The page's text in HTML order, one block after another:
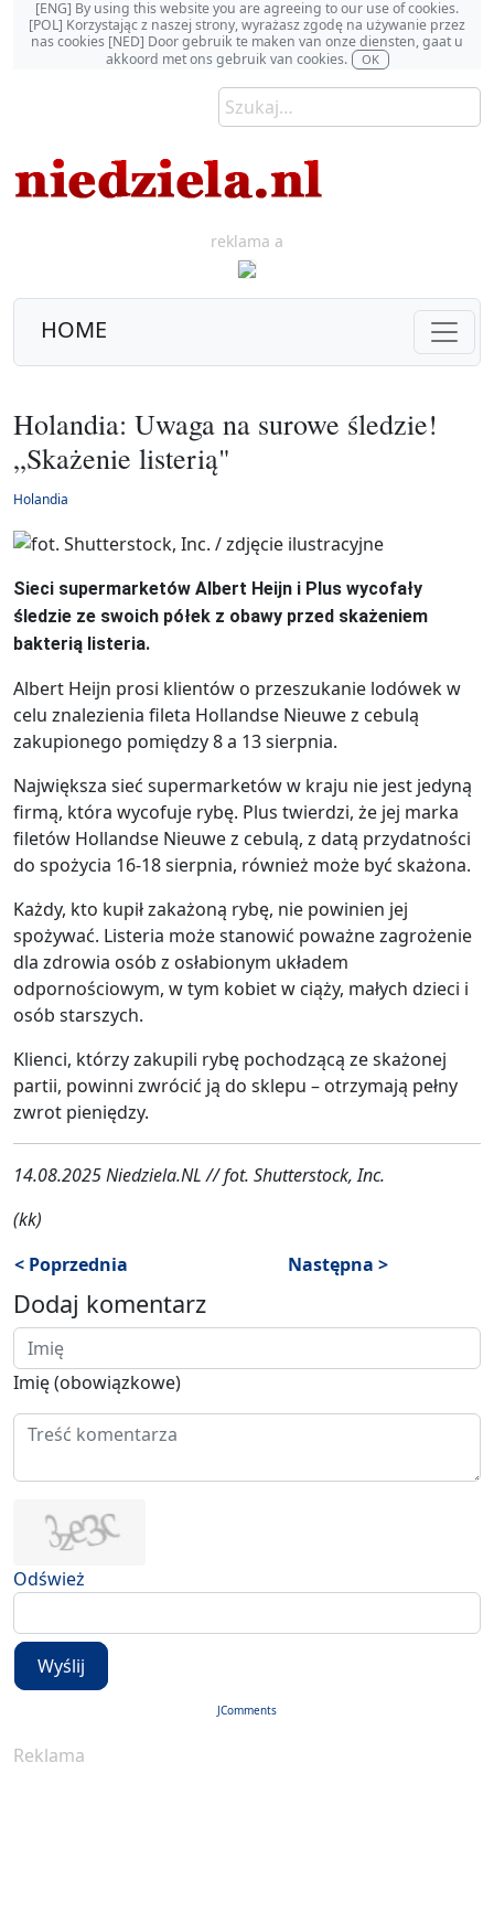
[ENG] By using this website you are agreeing to our use of cookies.
[POL] Korzystając z naszej strony, wyrażasz zgodę na używanie przez
nas cookies [NED] Door gebruik te maken van onze diensten, gaat u
akkoord met ons gebruik van cookies.
OK
reklama a
HOME
Holandia: Uwaga na surowe śledzie!
„Skażenie listerią"
Holandia
Sieci supermarketów Albert Heijn i Plus wycofały
śledzie ze swoich półek z obawy przed skażeniem
bakterią listeria.
Albert Heijn prosi klientów o przeszukanie lodówek w
celu znalezienia fileta Hollandse Nieuwe z cebulą
zakupionego pomiędzy 8 a 13 sierpnia.
Największa sieć supermarketów w kraju nie jest jedyną
firmą, która wycofuje rybę. Plus twierdzi, że jej marka
filetów Hollandse Nieuwe z cebulą, z datą przydatności
do spożycia 16-18 sierpnia, również może być skażona.
Każdy, kto kupił zakażoną rybę, nie powinien jej
spożywać. Listeria może stanowić poważne zagrożenie
dla zdrowia osób z osłabionym układem
odpornościowym, w tym kobiet w ciąży, małych dzieci i
osób starszych.
Klienci, którzy zakupili rybę pochodzącą ze skażonej
partii, powinni zwrócić ją do sklepu – otrzymają pełny
zwrot pieniędzy.
14.08.2025 Niedziela.NL // fot. Shutterstock, Inc.
(kk)
< Poprzednia
Następna >
Dodaj komentarz
Imię (obowiązkowe)
Odśwież
Wyślij
JComments
Reklama